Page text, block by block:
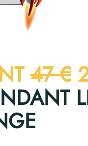
47 €